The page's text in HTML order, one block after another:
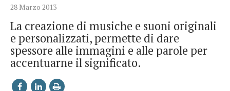
28 Marzo 2013
La creazione di musiche e suoni originali
e personalizzati, permette di dare
spessore alle immagini e alle parole per
accentuarne il significato.